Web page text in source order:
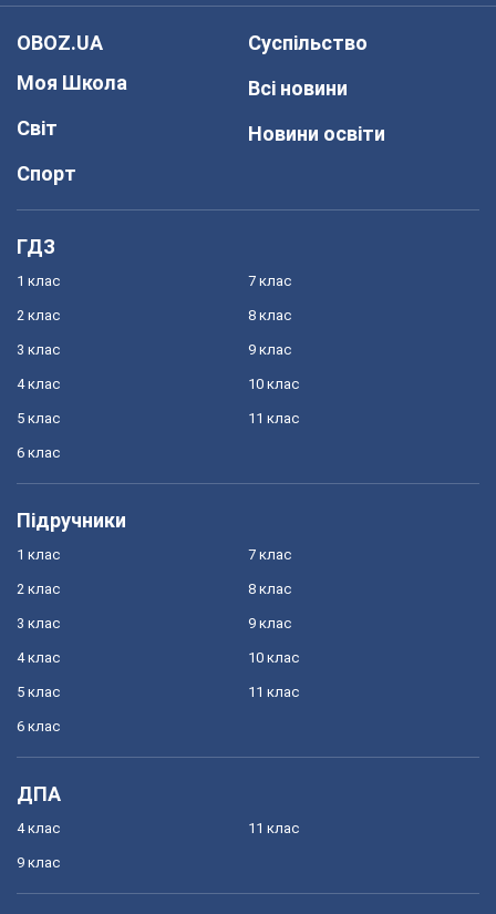
OBOZ.UA
Моя Школа
Світ
Спорт
Суспільство
Всі новини
Новини освіти
ГДЗ
1 клас
2 клас
3 клас
4 клас
5 клас
6 клас
7 клас
8 клас
9 клас
10 клас
11 клас
Підручники
1 клас
2 клас
3 клас
4 клас
5 клас
6 клас
7 клас
8 клас
9 клас
10 клас
11 клас
ДПА
4 клас
9 клас
11 клас